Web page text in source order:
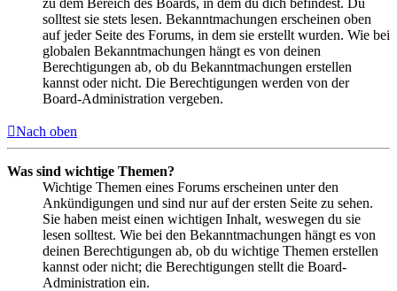
solltest sie stets lesen. Bekanntmachungen erscheinen oben
auf jeder Seite des Forums, in dem sie erstellt wurden. Wie bei
globalen Bekanntmachungen hängt es von deinen
Berechtigungen ab, ob du Bekanntmachungen erstellen
kannst oder nicht. Die Berechtigungen werden von der
Board-Administration vergeben.
Nach oben
Was sind wichtige Themen?
Wichtige Themen eines Forums erscheinen unter den
Ankündigungen und sind nur auf der ersten Seite zu sehen.
Sie haben meist einen wichtigen Inhalt, weswegen du sie
lesen solltest. Wie bei den Bekanntmachungen hängt es von
deinen Berechtigungen ab, ob du wichtige Themen erstellen
kannst oder nicht; die Berechtigungen stellt die Board-
Administration ein.